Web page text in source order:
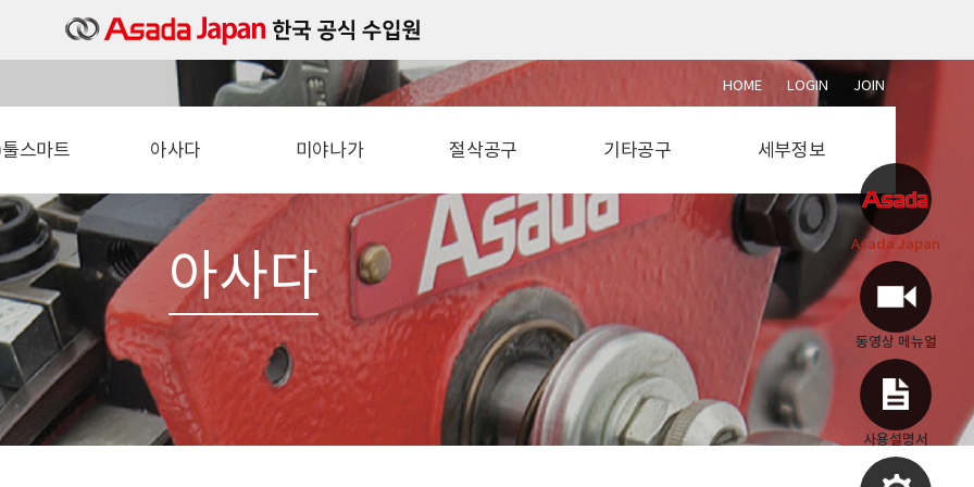
Asada Japan
동영상 메뉴얼
사용설명서
HOME LOGIN JOIN
스마트
소개
시는길
아사다
밴드쏘
컷쏘 (파이프소)
볼트머신
파이프머신
동벤다
수압기
충전진공펌프
톱날
미야나가
타일카타
타일바디
아쿠아슛
기리
절삭공구
절단석
철근 절단기
각도 절단기
직소기
기타공구
전동공구
에어공구
작업공구
측정공구
세부정보
동영상 메뉴얼
사용설명서
부속도면
아사다